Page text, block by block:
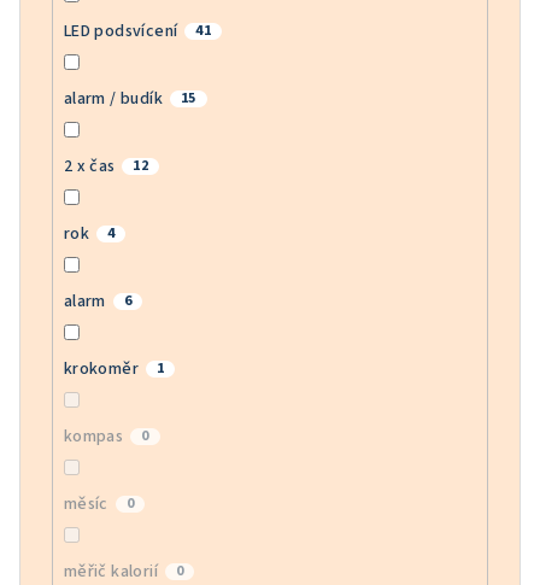
LED podsvícení 41
alarm / budík 15
2 x čas 12
rok 4
alarm 6
krokoměr 1
kompas 0
měsíc 0
měřič kalorií 0